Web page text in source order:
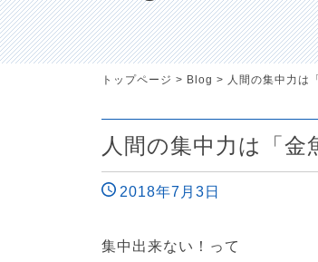
トップページ > Blog > 人間の集中力は
人間の集中力は「金
2018年7月3日
集中出来ない！って